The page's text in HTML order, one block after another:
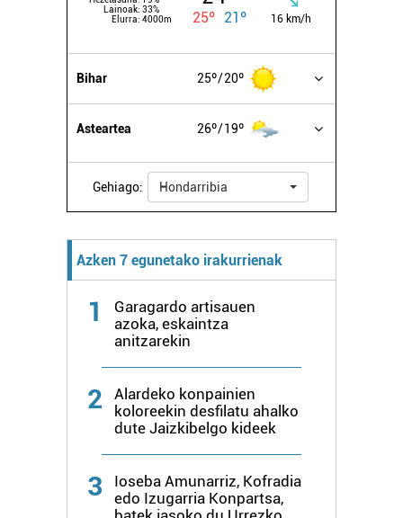
Lainoak: 33%
Elurra: 4000m 25º 21º 16 km/h
Bihar 25º 20º
Asteartea 26º 19º
Gehiago: Hondarribia
Azken 7 egunetako irakurrienak
1
Garagardo artisauen
azoka, eskaintza
anitzarekin
2
Alardeko konpainien
koloreekin desfilatu ahalko
dute Jaizkibelgo kideek
3
Ioseba Amunarriz, Kofradia
edo Izugarria Konpartsa,